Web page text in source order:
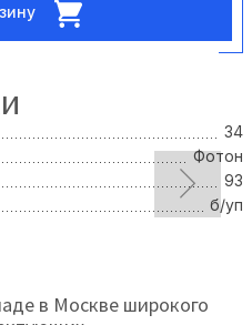
34
Фотон
93
б/уп
в Москве широкого